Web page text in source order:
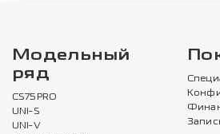
Модельный
ряд
CS75PRO
UNI-S
UNI-V